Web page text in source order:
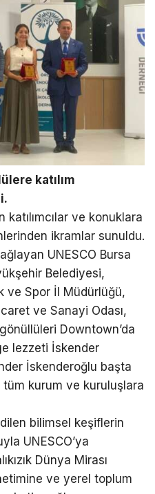
katılım
ve konuklara
ikramlar sunuldu.
UNESCO Bursa
Belediyesi,
ve Spor İl Müdürlüğü,
ve Sanayi Odası,
Downtown’da
lezzeti İskender
İskenderoğlu başta
kurum ve kuruluşlara
bilimsel keşiflerin
UNESCO’ya
Dünya Mirası
ve yerel toplum